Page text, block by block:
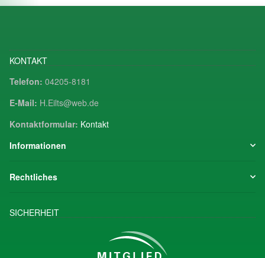
KONTAKT
Telefon: 04205-8181
E-Mail: H.Eilts@web.de
Kontaktformular: Kontakt
Informationen
Rechtliches
SICHERHEIT